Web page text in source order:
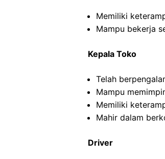
Memiliki
Mampu bekerja
Kepala Toko
Telah
Mampu
Memiliki
Mahir dalam
Driver